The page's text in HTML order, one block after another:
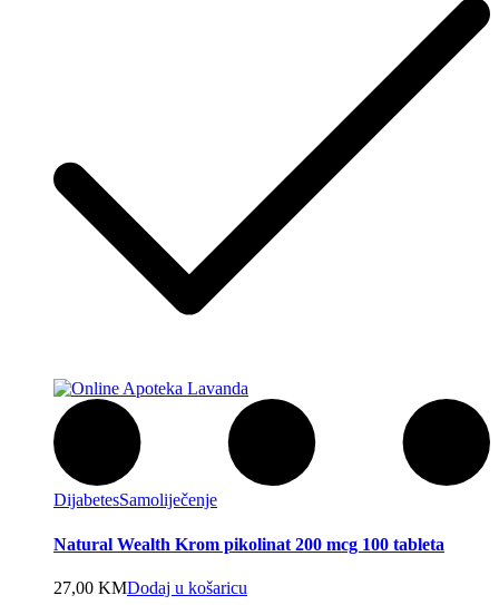
DijabetesSamoliječenje
Natural Wealth Krom pikolinat 200 mcg 100 tableta
27,00 KMDodaj u košaricu